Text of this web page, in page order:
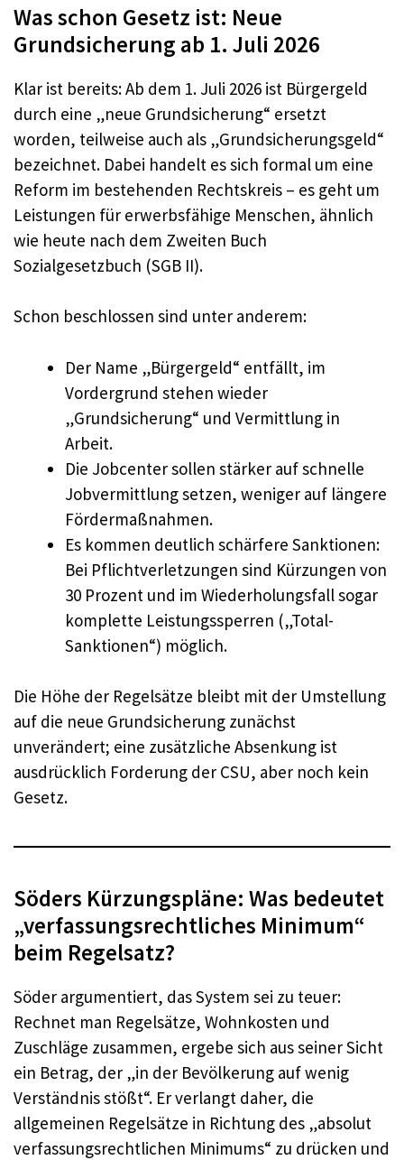
Was schon Gesetz ist: Neue
Grundsicherung ab 1. Juli 2026
Klar ist bereits: Ab dem 1. Juli 2026 ist Bürgergeld
durch eine „neue Grundsicherung“ ersetzt
worden, teilweise auch als „Grundsicherungsgeld“
bezeichnet. Dabei handelt es sich formal um eine
Reform im bestehenden Rechtskreis – es geht um
Leistungen für erwerbsfähige Menschen, ähnlich
wie heute nach dem Zweiten Buch
Sozialgesetzbuch (SGB II).
Schon beschlossen sind unter anderem:
Der Name „Bürgergeld“ entfällt, im
Vordergrund stehen wieder
„Grundsicherung“ und Vermittlung in
Arbeit.
Die Jobcenter sollen stärker auf schnelle
Jobvermittlung setzen, weniger auf längere
Fördermaßnahmen.
Es kommen deutlich schärfere Sanktionen:
Bei Pflichtverletzungen sind Kürzungen von
30 Prozent und im Wiederholungsfall sogar
komplette Leistungssperren („Total-
Sanktionen“) möglich.
Die Höhe der Regelsätze bleibt mit der Umstellung
auf die neue Grundsicherung zunächst
unverändert; eine zusätzliche Absenkung ist
ausdrücklich Forderung der CSU, aber noch kein
Gesetz.
Söders Kürzungspläne: Was bedeutet
„verfassungsrechtliches Minimum“
beim Regelsatz?
Söder argumentiert, das System sei zu teuer:
Rechnet man Regelsätze, Wohnkosten und
Zuschläge zusammen, ergebe sich aus seiner Sicht
ein Betrag, der „in der Bevölkerung auf wenig
Verständnis stößt“. Er verlangt daher, die
allgemeinen Regelsätze in Richtung des „absolut
verfassungsrechtlichen Minimums“ zu drücken und